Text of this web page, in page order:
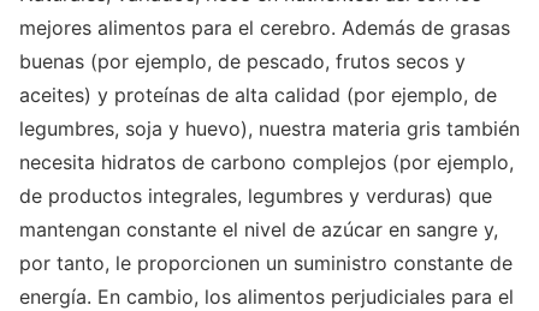
mejores alimentos para el cerebro. Además de grasas
buenas (por ejemplo, de pescado, frutos secos y
aceites) y proteínas de alta calidad (por ejemplo, de
legumbres, soja y huevo), nuestra materia gris también
necesita hidratos de carbono complejos (por ejemplo,
de productos integrales, legumbres y verduras) que
mantengan constante el nivel de azúcar en sangre y,
por tanto, le proporcionen un suministro constante de
energía. En cambio, los alimentos perjudiciales para el